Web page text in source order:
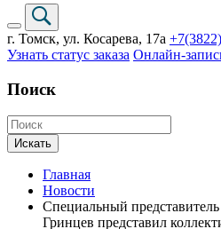
г. Томск, ул. Косарева, 17а +7(3822)
Узнать статус заказа Онлайн-
Поиск
Искать
Главная
Новости
Специальный
Гринцев представил